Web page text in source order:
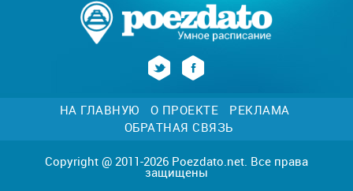
НА ГЛАВНУЮ О ПРОЕКТЕ
РЕКЛАМА
ОБРАТНАЯ СВЯЗЬ
Copyright @ 2011-2026 Poezdato.net. Все права
защищены